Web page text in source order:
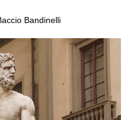
Bandinelli